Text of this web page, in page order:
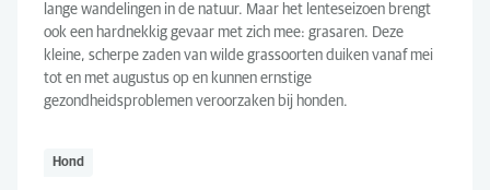
lange wandelingen in de natuur. Maar het lenteseizoen brengt
ook een hardnekkig gevaar met zich mee: grasaren. Deze
kleine, scherpe zaden van wilde grassoorten duiken vanaf mei
tot en met augustus op en kunnen ernstige
gezondheidsproblemen veroorzaken bij honden.
Hond